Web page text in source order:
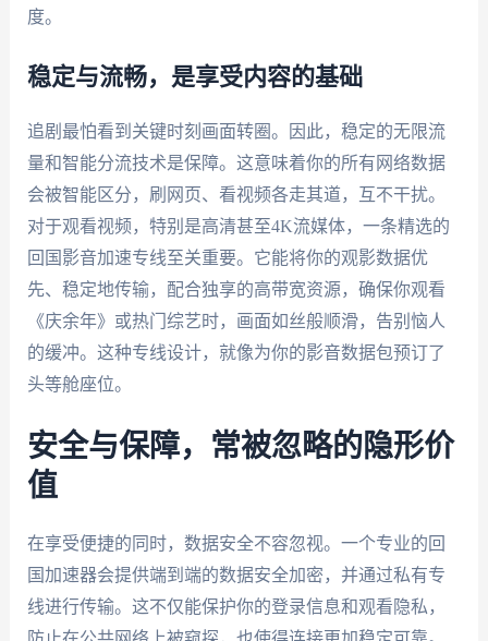
度。
稳定与流畅，是享受内容的基础
追剧最怕看到关键时刻画面转圈。因此，稳定的无限流
量和智能分流技术是保障。这意味着你的所有网络数据
会被智能区分，刷网页、看视频各走其道，互不干扰。
对于观看视频，特别是高清甚至4K流媒体，一条精选的
回国影音加速专线至关重要。它能将你的观影数据优
先、稳定地传输，配合独享的高带宽资源，确保你观看
《庆余年》或热门综艺时，画面如丝般顺滑，告别恼人
的缓冲。这种专线设计，就像为你的影音数据包预订了
头等舱座位。
安全与保障，常被忽略的隐形价
值
在享受便捷的同时，数据安全不容忽视。一个专业的回
国加速器会提供端到端的数据安全加密，并通过私有专
线进行传输。这不仅能保护你的登录信息和观看隐私，